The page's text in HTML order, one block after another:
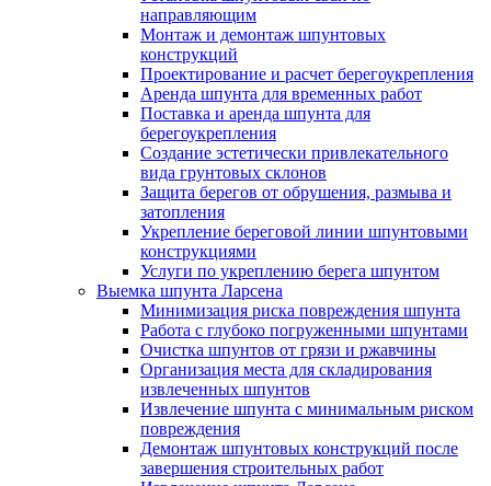
направляющим
Монтаж и демонтаж шпунтовых
конструкций
Проектирование и расчет берегоукрепления
Аренда шпунта для временных работ
Поставка и аренда шпунта для
берегоукрепления
Создание эстетически привлекательного
вида грунтовых склонов
Защита берегов от обрушения, размыва и
затопления
Укрепление береговой линии шпунтовыми
конструкциями
Услуги по укреплению берега шпунтом
Выемка шпунта Ларсена
Минимизация риска повреждения шпунта
Работа с глубоко погруженными шпунтами
Очистка шпунтов от грязи и ржавчины
Организация места для складирования
извлеченных шпунтов
Извлечение шпунта с минимальным риском
повреждения
Демонтаж шпунтовых конструкций после
завершения строительных работ